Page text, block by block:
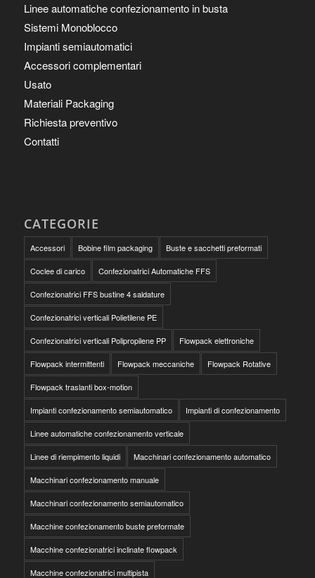
Linee automatiche confezionamento in busta
Sistemi Monoblocco
Impianti semiautomatici
Accessori complementari
Usato
Materiali Packaging
Richiesta preventivo
Contatti
CATEGORIE
Accessori Bobine film packaging Buste e sacchetti preformati
Coclee di carico Confezionatrici Automatiche FFS
Confezionatrici FFS bustine 4 saldature
Confezionatrici verticali Polietilene PE
Confezionatrici verticali Polipropilene PP Flowpack elettroniche
Flowpack intermittenti Flowpack meccaniche Flowpack Rotative
Flowpack traslanti box-motion
Impianti confezionamento semiautomatico Impianti di confezionamento
Linee automatiche confezionamento verticale
Linee di riempimento liquidi Macchinari confezionamento automatico
Macchinari confezionamento manuale
Macchinari confezionamento semiautomatico
Macchine confezionamento buste preformate
Macchine confezionatrici inclinate flowpack
Macchine confezionatrici multipista